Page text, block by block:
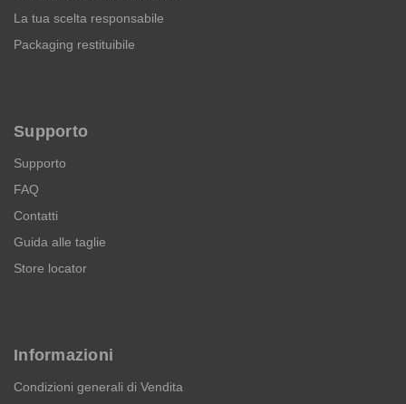
La tua scelta responsabile
Packaging restituibile
Supporto
Supporto
FAQ
Contatti
Guida alle taglie
Store locator
Informazioni
Condizioni generali di Vendita